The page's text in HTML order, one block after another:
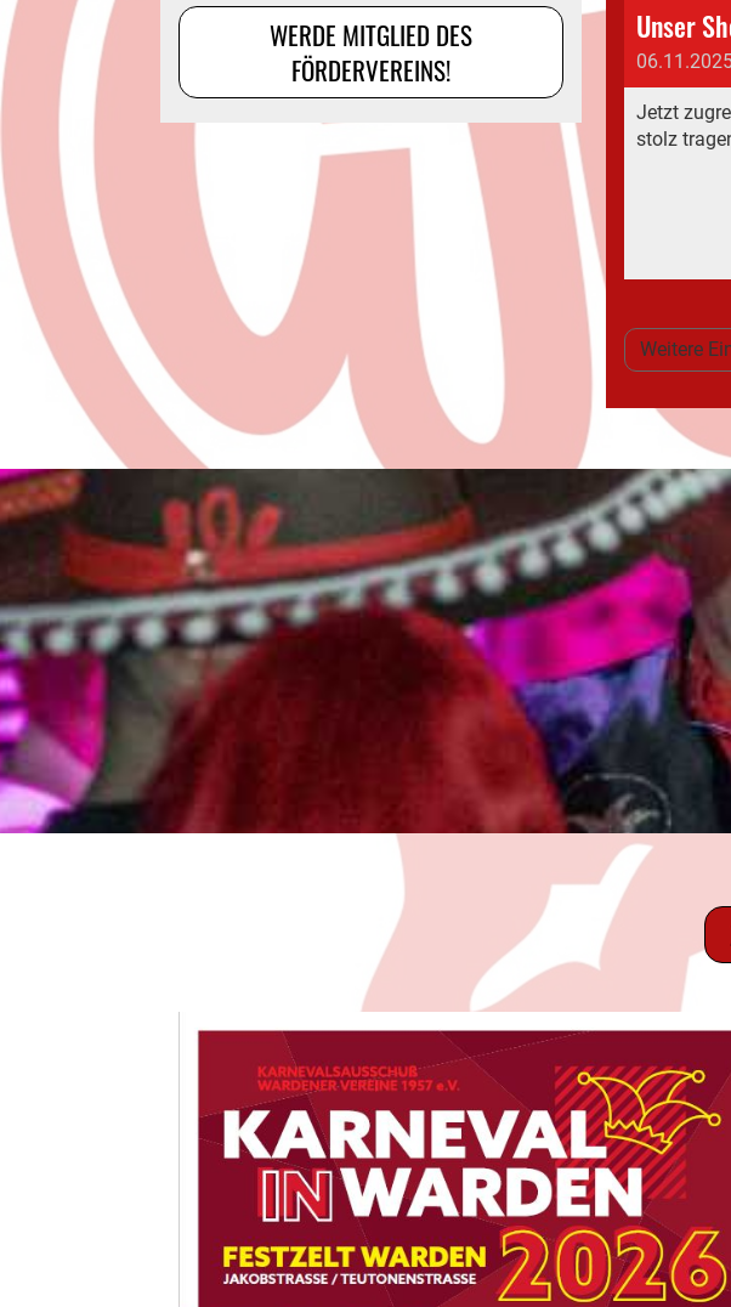
WERDE MITGLIED DES
FÖRDERVEREINS!
Jetzt
stolz
Weitere